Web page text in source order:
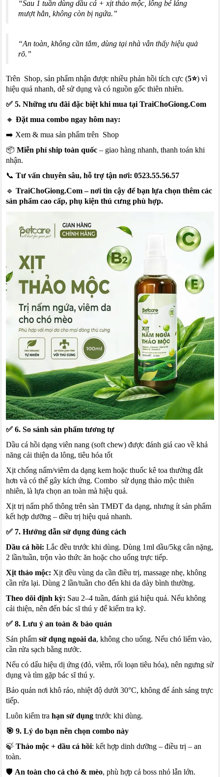
“Sau 1 tuần dùng dầu cá + xịt thảo mộc, lông bé láng
mượt hẳn, không còn bị ngứa.”
“An toàn, không cần tắm, dùng tại nhà vẫn thấy hiệu quả
rõ.”
Trên Shop, sản phẩm nhận được nhiều phản hồi tích cực (5⭐) vì
hiệu quả nhanh, dễ sử dụng và có nguồn gốc thiên nhiên.
✅ 5. Những ưu đãi đặc biệt khi mua tạiTraiChoGiong.Com
🔸Đặt mua combo ngay hôm nay:
➡️ Xem & mua sản phẩm trên Shop
📦Miễn phí ship toàn quốc – giao hàng nhanh, thanh toán khi
nhận.
📞Tư vấn chuyên sâu, hỗ trợ tận nơi:0523.55.56.57
🔹TraiChoGiong.Com– nơi tin cậy để bạn lựa chọn thêm các
sản phẩm cao cấp, phụ kiện thú cưng phù hợp.
✅ 6. So sánh sản phẩm tương tự
Dầu cá hồi dạng viên nang (soft chew) được đánh giá cao về khả
năng cải thiện da lông, tiêu hóa tốt
Xịt chống nấm/viêm da dạng kem hoặc thuốc kê toa thường đắt
hơn và có thể gây kích ứng. Combo sử dụng thảo mộc thiên
nhiên, là lựa chọn an toàn mà hiệu quả.
Xịt trị nấm phổ thông trên sàn TMĐT đa dạng, nhưng ít sản phẩm
kết hợp dưỡng – điều trị hiệu quả nhanh.
✅ 7. Hướng dẫn sử dụng đúng cách
Dầu cá hồi: Lắc đều trước khi dùng. Dùng 1ml dầu/5kg cân nặng,
2 lần/tuần, trộn vào thức ăn hoặc cho uống trực tiếp.
Xịt thảo mộc: Xịt đều vùng da cần điều trị, massage nhẹ, không
cần rửa lại. Dùng 2 lần/tuần cho đến khi da dày bình thường.
Theo dõi định kỳ: Sau 2–4 tuần, đánh giá hiệu quả. Nếu không
cải thiện, nên đến bác sĩ thú y để kiểm tra kỹ.
✅ 8. Lưu ý an toàn & bảo quản
Sản phẩmsử dụng ngoài da, không cho uống. Nếu chó liếm vào,
cần rửa sạch bằng nước.
Nếu có dấu hiệu dị ứng (đỏ, viêm, rối loạn tiêu hóa), nên ngưng sử
dụng và tìm gặp bác sĩ thú y.
Bảo quản nơi khô ráo, nhiệt độ dưới 30°C, không để ánh sáng trực
tiếp.
Luôn kiểm trahạn sử dụng trước khi dùng.
🎯 9. Lý do bạn nên chọn combo này
🍃Thảo mộc + dầu cá hồi: kết hợp dinh dưỡng – điều trị – an
toàn.
🛡 An toàn cho cả chó & mèo, phù hợp cả boss nhỏ lẫn lớn.